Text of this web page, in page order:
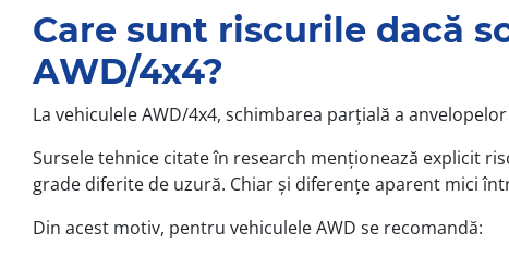
Care sunt riscurile dacă
AWD/4x4?
La vehiculele AWD/4x4, schimbarea parțială a
Sursele tehnice citate în research menționează explicit
grade diferite de uzură. Chiar și diferențe aparent mici
Din acest motiv, pentru vehiculele AWD se recomandă: